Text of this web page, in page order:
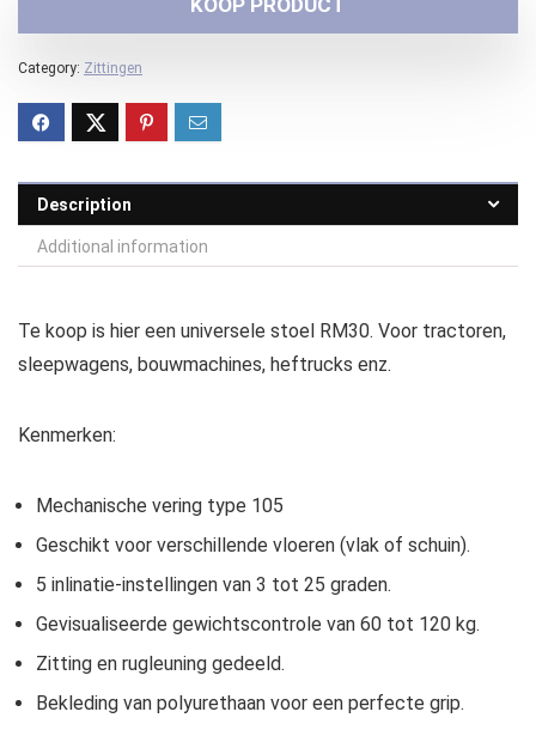
KOOP PRODUCT
Category: Zittingen
Description
Additional information
Te koop is hier een universele stoel RM30. Voor tractoren,
sleepwagens, bouwmachines, heftrucks enz.
Kenmerken:
Mechanische vering type 105
Geschikt voor verschillende vloeren (vlak of schuin).
5 inlinatie-instellingen van 3 tot 25 graden.
Gevisualiseerde gewichtscontrole van 60 tot 120 kg.
Zitting en rugleuning gedeeld.
Bekleding van polyurethaan voor een perfecte grip.